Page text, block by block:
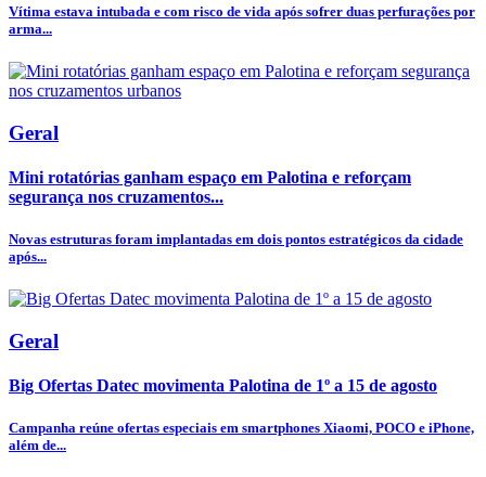
Vítima estava intubada e com risco de vida após sofrer duas perfurações por
arma...
Geral
Mini rotatórias ganham espaço em Palotina e reforçam
segurança nos cruzamentos...
Novas estruturas foram implantadas em dois pontos estratégicos da cidade
após...
Geral
Big Ofertas Datec movimenta Palotina de 1º a 15 de agosto
Campanha reúne ofertas especiais em smartphones Xiaomi, POCO e iPhone,
além de...